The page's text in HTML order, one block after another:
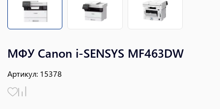
МФУ Canon i-SENSYS MF463DW
Артикул: 15378